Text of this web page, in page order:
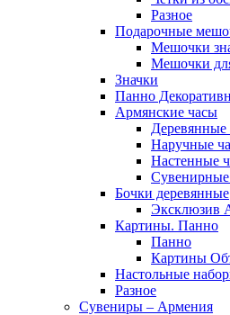
Разное
Подарочные
Мешочки
Мешочки
Значки
Панно
Армянские часы
Деревянные
Наручные
Настенные
Бочки деревянные
Эксклюзив
Картины. Панно
Панно
Картины
Настольные
Разное
Сувениры – Армения